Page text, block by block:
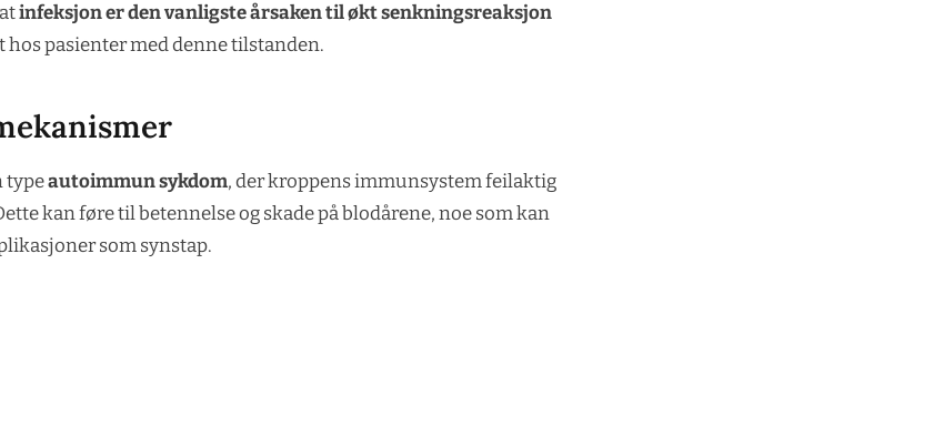
infeksjon er den vanligste årsaken til økt senkningsreaksjon
hos pasienter med denne tilstanden.
typeautoimmun sykdom, der kroppens immunsystem feilaktig
kan føre til betennelse og skade på blodårene, noe som kan
som synstap.